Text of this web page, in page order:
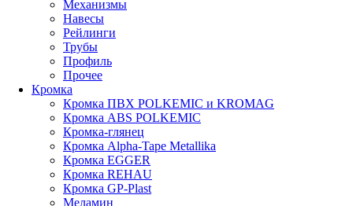
Механизмы
Навесы
Рейлинги
Трубы
Профиль
Прочее
Кромка
Кромка ПВХ POLKEMIC и KROMAG
Кромка ABS POLKEMIС
Кромка-глянец
Кромка Alpha-Tape Metallika
Кромка EGGER
Кромка REHAU
Кромка GP-Plast
Меламин